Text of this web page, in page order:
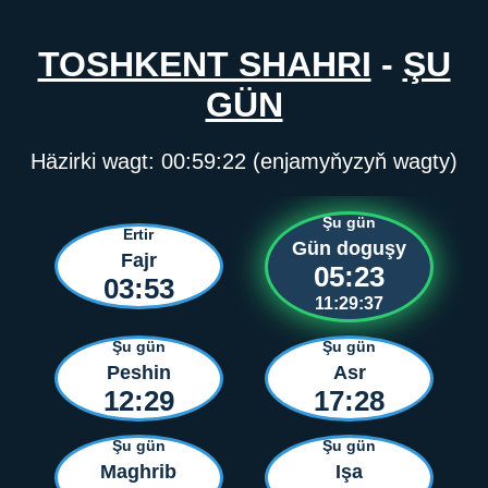
TOSHKENT SHAHRI - ŞU
GÜN
Häzirki wagt: 00:59:22 (enjamyňyzyň wagty)
Ertir
Fajr
03:53
Şu gün
Gün doguşy
05:23
11:29:37
Şu gün
Peshin
12:29
Şu gün
Asr
17:28
Şu gün
Maghrib
Şu gün
Işa